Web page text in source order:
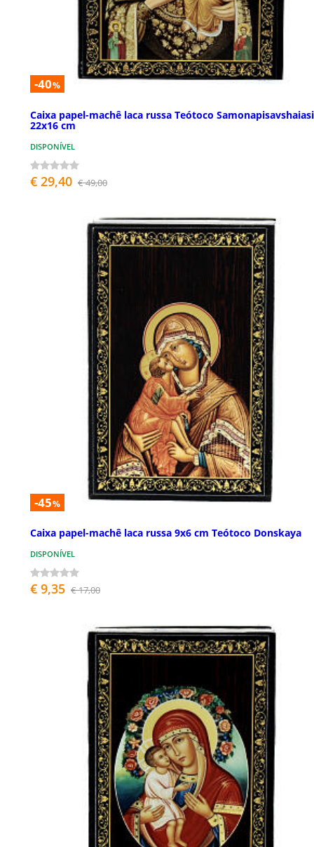
-40%
Caixa papel-machê laca russa Teótoco
22x16 cm
DISPONÍVEL
€ 29,40 € 49,00
-45%
Caixa papel-machê laca russa 9x6 cm Teótoco Donskaya
DISPONÍVEL
€ 9,35 € 17,00